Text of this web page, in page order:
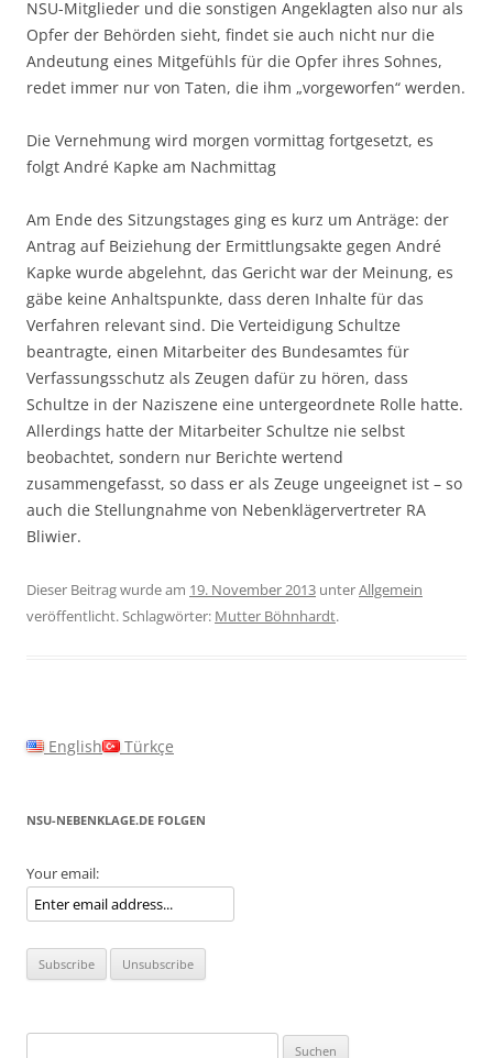
NSU-Mitglieder und die sonstigen Angeklagten also nur als
Opfer der Behörden sieht, findet sie auch nicht nur die
Andeutung eines Mitgefühls für die Opfer ihres Sohnes,
redet immer nur von Taten, die ihm „vorgeworfen“ werden.
Die Vernehmung wird morgen vormittag fortgesetzt, es
folgt André Kapke am Nachmittag
Am Ende des Sitzungstages ging es kurz um Anträge: der
Antrag auf Beiziehung der Ermittlungsakte gegen André
Kapke wurde abgelehnt, das Gericht war der Meinung, es
gäbe keine Anhaltspunkte, dass deren Inhalte für das
Verfahren relevant sind. Die Verteidigung Schultze
beantragte, einen Mitarbeiter des Bundesamtes für
Verfassungsschutz als Zeugen dafür zu hören, dass
Schultze in der Naziszene eine untergeordnete Rolle hatte.
Allerdings hatte der Mitarbeiter Schultze nie selbst
beobachtet, sondern nur Berichte wertend
zusammengefasst, so dass er als Zeuge ungeeignet ist – so
auch die Stellungnahme von Nebenklägervertreter RA
Bliwier.
Dieser Beitrag wurde am 19. November 2013 unterAllgemein
veröffentlicht. Schlagwörter: Mutter Böhnhardt.
English Türkçe
NSU-NEBENKLAGE.DE FOLGEN
Your email: